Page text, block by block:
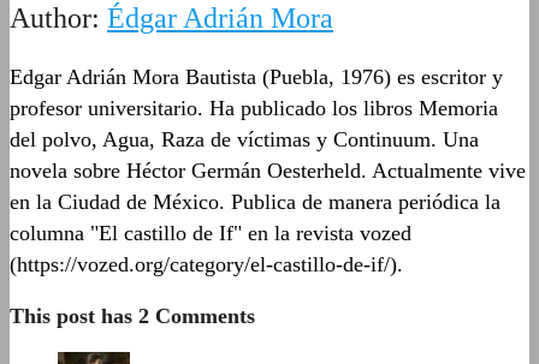
Author: Édgar Adrián Mora
Edgar Adrián Mora Bautista (Puebla, 1976) es escritor y
profesor universitario. Ha publicado los libros Memoria
del polvo, Agua, Raza de víctimas y Continuum. Una
novela sobre Héctor Germán Oesterheld. Actualmente vive
en la Ciudad de México. Publica de manera periódica la
columna "El castillo de If" en la revista vozed
(https://vozed.org/category/el-castillo-de-if/).
This post has 2 Comments